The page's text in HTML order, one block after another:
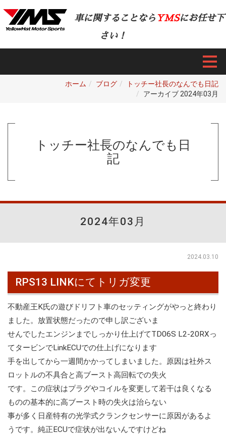
車に関することなら YMSにお任せ下
さい！
ホーム ブログ
トッチー社長のなんでも日記
アーカイブ 2024年03月
トッチー社長のなんでも日
記
2024年03月
2024.03.10
RPS13 LINKにてトリガ変更
不動産王K氏の遊びドリフト車のセッティングがやっと終わり
ました。放置状態だったので申し訳ございま
せんでしたエンジンまでしっかり仕上げてTD06S L2-20RXっ
てタービンでLinkECUでの仕上げになります
手を出してから一週間かかってしまいました。原因は社外ス
ロットルの不具合と高ブースト高回転での失火
です。この症状はプラグやコイルを変更して若干は良くなる
ものの基本的に高ブースト時の失火は治らない
事が多く日産特有の光学式クランクセンサーに原因があるよ
うです。純正ECUで症状が出ないんですけどね